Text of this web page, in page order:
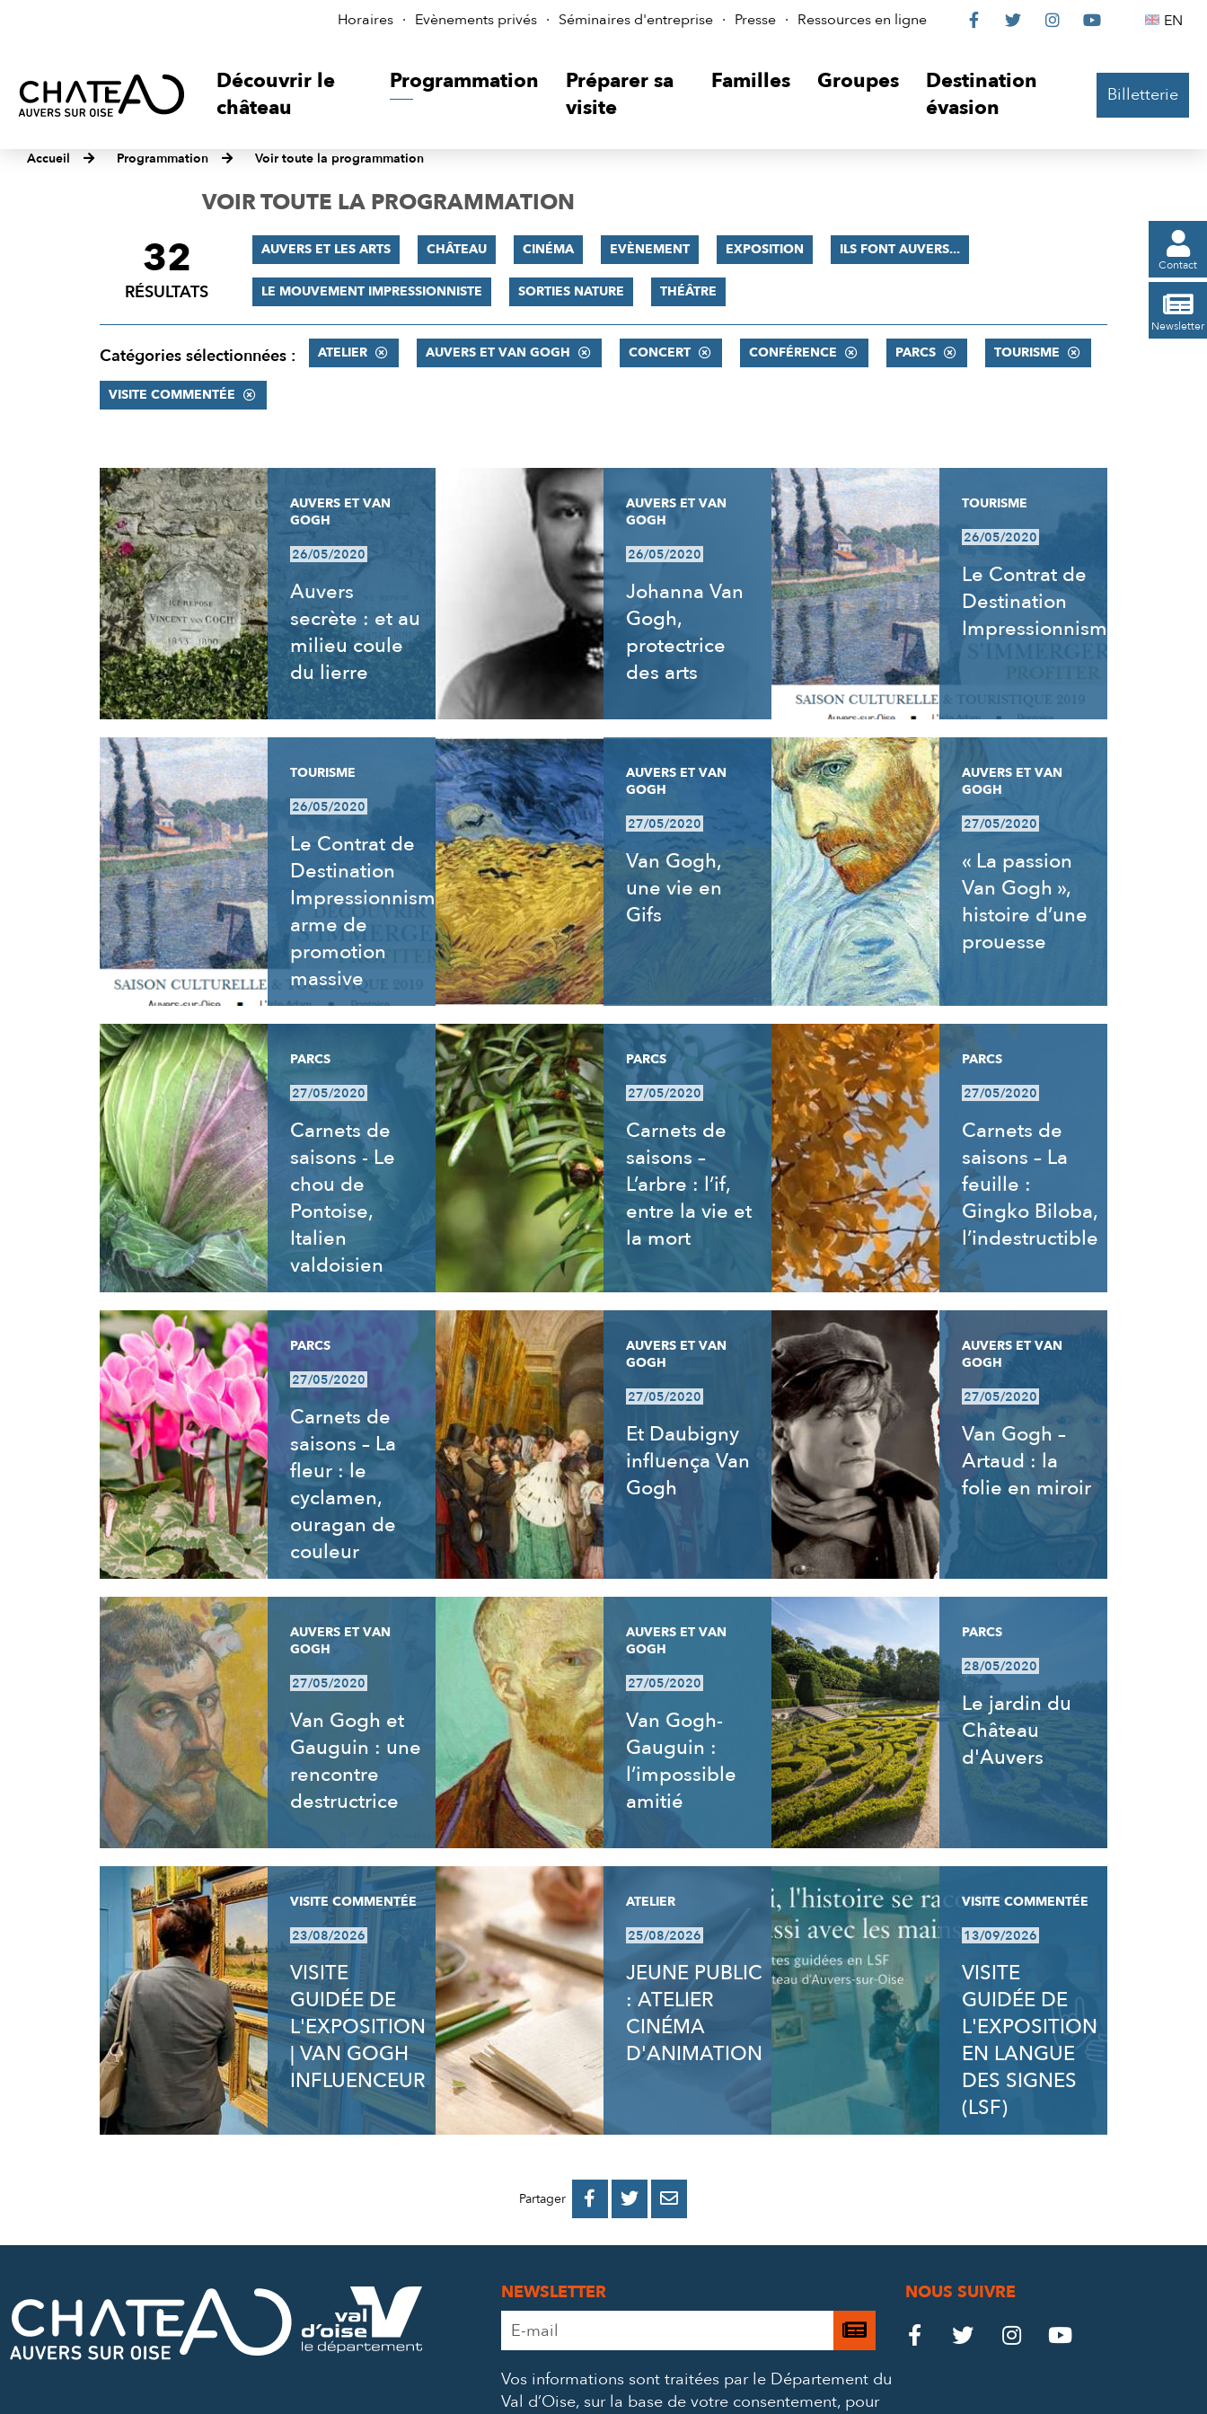
Horaires Evènements privés Séminaires d'entreprise Presse Ressources en ligne
Le
sur

Le

Le

Le
 EN
Découvrir le
château
Programmation
Préparer sa
visite
Familles Groupes
Destination
évasion
Billetterie
Accueil Programmation Voir toute la programmation

Contact

Newsletter
VOIR TOUTE LA PROGRAMMATION
FILTRER
RÉSULTATS
32
RÉSULTATS
AUVERS ET LES ARTS CHÂTEAU CINÉMA EVÈNEMENT EXPOSITION ILS FONT AUVERS...
LE MOUVEMENT IMPRESSIONNISTE SORTIES NATURE THÉÂTRE
Catégories sélectionnées : ATELIER AUVERS ET VAN GOGH CONCERT CONFÉRENCE PARCS TOURISME
VISITE COMMENTÉE
RÉSULTATS
AUVERS ET VAN
GOGH
26/05/2020
Auvers
secrète : et au
milieu coule
du lierre
AUVERS ET VAN
GOGH
26/05/2020
Johanna Van
Gogh,
protectrice
des arts
TOURISME
26/05/2020
Le Contrat de
Destination
Impressionnisme
TOURISME
26/05/2020
Le Contrat de
Destination
Impressionnisme,
arme de
promotion
massive
AUVERS ET VAN
GOGH
27/05/2020
Van Gogh,
une vie en
Gifs
AUVERS ET VAN
GOGH
27/05/2020
« La passion
Van Gogh »,
histoire d’une
prouesse
PARCS
27/05/2020
Carnets de
saisons - Le
chou de
Pontoise,
Italien
valdoisien
PARCS
27/05/2020
Carnets de
saisons –
L’arbre : l’if,
entre la vie et
la mort
PARCS
27/05/2020
Carnets de
saisons – La
feuille :
Gingko Biloba,
l’indestructible
PARCS
27/05/2020
Carnets de
saisons – La
fleur : le
cyclamen,
ouragan de
couleur
AUVERS ET VAN
GOGH
27/05/2020
Et Daubigny
influença Van
Gogh
AUVERS ET VAN
GOGH
27/05/2020
Van Gogh –
Artaud : la
folie en miroir
AUVERS ET VAN
GOGH
27/05/2020
Van Gogh et
Gauguin : une
rencontre
destructrice
AUVERS ET VAN
GOGH
27/05/2020
Van Gogh-
Gauguin :
l’impossible
amitié
PARCS
28/05/2020
Le jardin du
Château
d'Auvers
VISITE COMMENTÉE
23/08/2026
VISITE
GUIDÉE DE
L'EXPOSITION
| VAN GOGH
INFLUENCEUR
ATELIER
25/08/2026
JEUNE PUBLIC
: ATELIER
CINÉMA
D'ANIMATION
VISITE COMMENTÉE
13/09/2026
VISITE
GUIDÉE DE
L'EXPOSITION
EN LANGUE
DES SIGNES
(LSF)
Partager 
PARTAGER
PARTAGER
PARTAGER
NEWSLETTER
Adresse
e-
*
Je
m’abonne
à
Vos informations sont traitées par le Département du
Val d’Oise, sur la base de votre consentement, pour
NOUS SUIVRE
Le

Le

Le

Le
